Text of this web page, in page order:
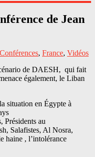
de Jean
Conférences, France, Vidéos
de DAESH, qui fait
également, le Liban
situation en Égypte à
Présidents au
Salafistes, Al Nosra,
haine , l’intolérance